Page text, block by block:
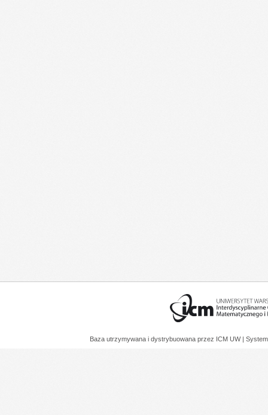
Baza utrzymywana i dystrybuowana przez ICM UW |